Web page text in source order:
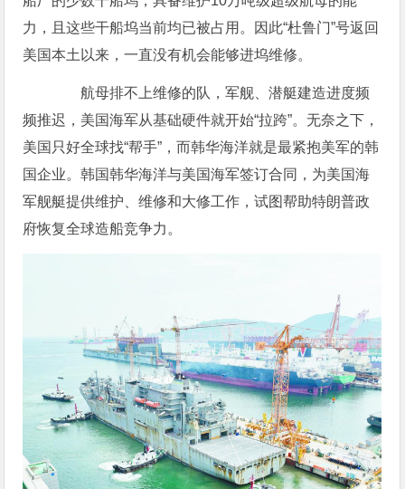
力，且这些干船坞当前均已被占用。因此“杜鲁门”号返回
美国本土以来，一直没有机会能够进坞维修。
航母排不上维修的队，军舰、潜艇建造进度频
频推迟，美国海军从基础硬件就开始“拉跨”。无奈之下，
美国只好全球找“帮手”，而韩华海洋就是最紧抱美军的韩
国企业。韩国韩华海洋与美国海军签订合同，为美国海
军舰艇提供维护、维修和大修工作，试图帮助特朗普政
府恢复全球造船竞争力。